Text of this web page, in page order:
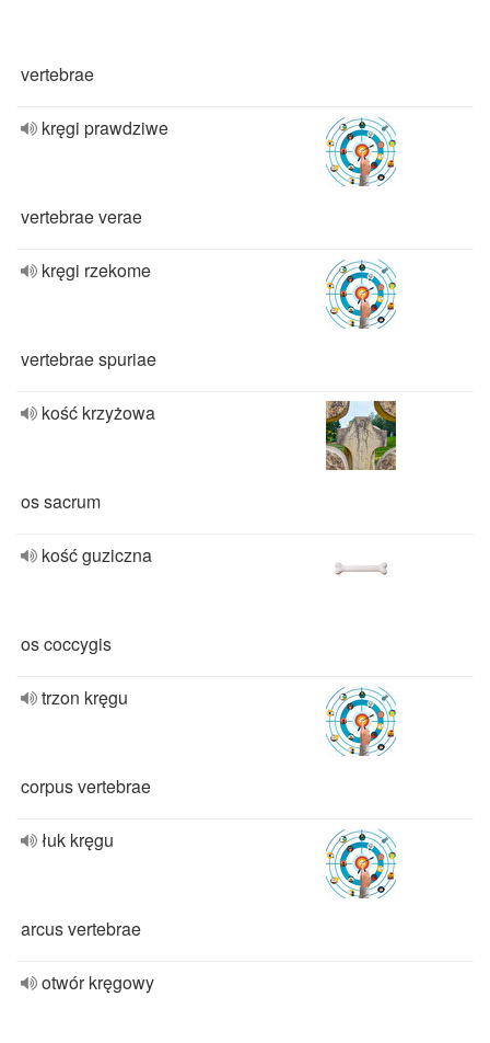
vertebrae
kręgi prawdziwe
vertebrae verae
kręgi rzekome
vertebrae spuriae
kość krzyżowa
os sacrum
kość guziczna
os coccygis
trzon kręgu
corpus vertebrae
łuk kręgu
arcus vertebrae
otwór kręgowy